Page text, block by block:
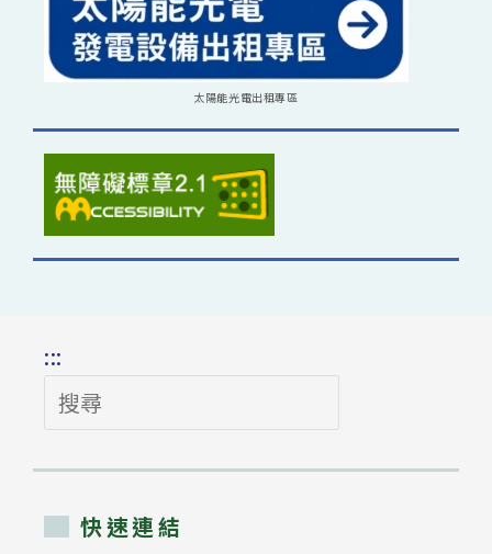
太陽能光電出租專區
:::
搜
尋
快速連結